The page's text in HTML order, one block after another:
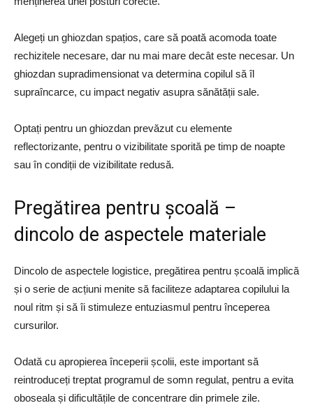
Alegeți un ghiozdan spațios, care să poată acomoda toate
rechizitele necesare, dar nu mai mare decât este necesar. Un
ghiozdan supradimensionat va determina copilul să îl
supraîncarce, cu impact negativ asupra sănătății sale.
Optați pentru un ghiozdan prevăzut cu elemente
reflectorizante, pentru o vizibilitate sporită pe timp de noapte
sau în condiții de vizibilitate redusă.
Pregătirea pentru școală –
dincolo de aspectele materiale
Dincolo de aspectele logistice, pregătirea pentru școală implică
și o serie de acțiuni menite să faciliteze adaptarea copilului la
noul ritm și să îi stimuleze entuziasmul pentru începerea
cursurilor.
Odată cu apropierea începerii școlii, este important să
reintroduceți treptat programul de somn regulat, pentru a evita
oboseala și dificultățile de concentrare din primele zile.